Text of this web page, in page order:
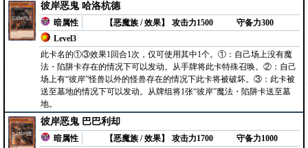
彼岸恶鬼 哈洛杭德
暗属性
【恶魔族 / 效果】
Level3
攻击力1500 守备力300
此卡名的①③效果1回合1次，仅可使用其中1个。①：自己场上没有魔
法・陷阱卡存在的情况下可以发动。从手牌将此卡特殊召唤。②：自己
场上有“彼岸”怪兽以外的怪兽存在的情况下此卡将被破坏。③：此卡被
送至墓地的情况下可以发动。从牌组将1张“彼岸”魔法・陷阱卡送至墓
地。
彼岸恶鬼 巴巴利却
暗属性
【恶魔族 / 效果】
攻击力1700 守备力1000